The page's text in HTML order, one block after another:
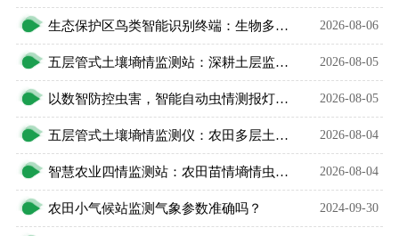
生态保护区鸟类智能识别终端：生物多样性保护智能监测设备 2026-08-06
五层管式土壤墒情监测站：深耕土层监测，看透土壤水情 2026-08-05
以数智防控虫害，智能自动虫情测报灯精准预判农林虫情 2026-08-05
五层管式土壤墒情监测仪：农田多层土壤水分智能监测设备 2026-08-04
智慧农业四情监测站：农田苗情墒情虫情灾情一体化监测设备 2026-08-04
农田小气候站监测气象参数准确吗？ 2024-09-30